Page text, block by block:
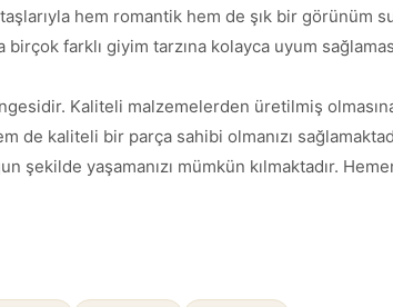
hem romantik hem de şık bir görünüm
farklı giyim tarzına kolayca uyum
Kaliteli malzemelerden üretilmiş
kaliteli bir parça sahibi olmanızı
yaşamanızı mümkün kılmaktadır.